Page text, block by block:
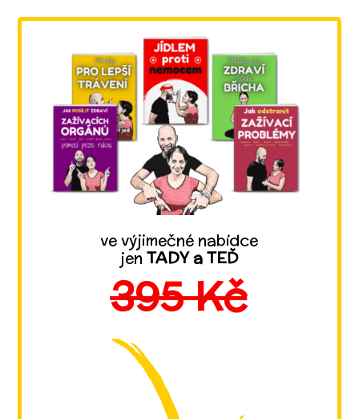
ve výjimečné nabídce
jenTADY a TEĎ
395 Kč